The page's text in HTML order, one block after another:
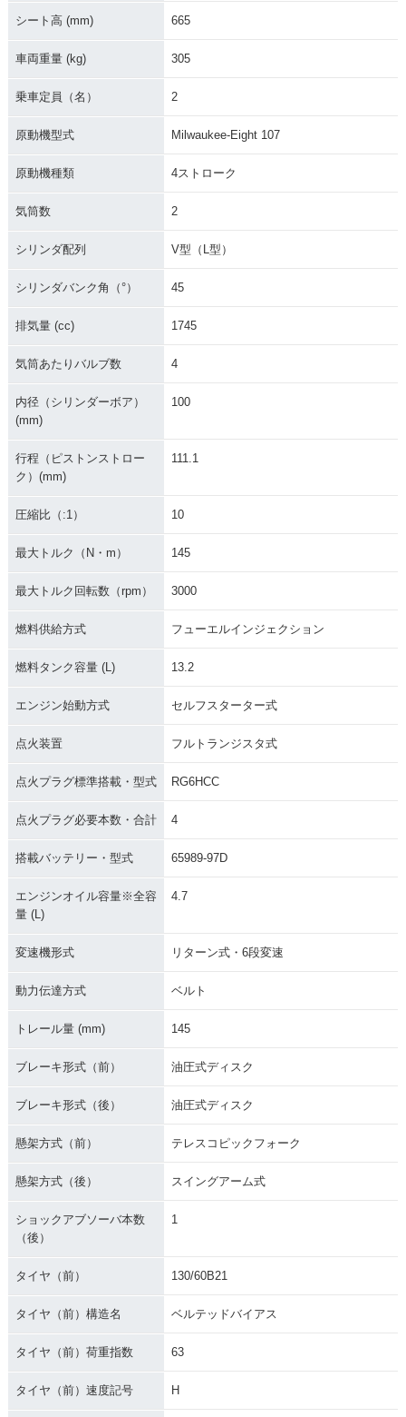
シート高 (mm) 665
車両重量 (kg) 305
乗車定員（名） 2
原動機型式 Milwaukee-Eight 107
原動機種類 4ストローク
気筒数 2
シリンダ配列 V型（L型）
シリンダバンク角（°） 45
排気量 (cc) 1745
気筒あたりバルブ数 4
内径（シリンダーボア）
(mm)
100
行程（ピストンストロー
ク）(mm)
111.1
圧縮比（:1） 10
最大トルク（N・m） 145
最大トルク回転数（rpm） 3000
燃料供給方式 フューエルインジェクション
燃料タンク容量 (L) 13.2
エンジン始動方式 セルフスターター式
点火装置 フルトランジスタ式
点火プラグ標準搭載・型式 RG6HCC
点火プラグ必要本数・合計 4
搭載バッテリー・型式 65989-97D
エンジンオイル容量※全容
量 (L)
4.7
変速機形式 リターン式・6段変速
動力伝達方式 ベルト
トレール量 (mm) 145
ブレーキ形式（前） 油圧式ディスク
ブレーキ形式（後） 油圧式ディスク
懸架方式（前） テレスコピックフォーク
懸架方式（後） スイングアーム式
ショックアブソーバ本数
（後）
1
タイヤ（前） 130/60B21
タイヤ（前）構造名 ベルテッドバイアス
タイヤ（前）荷重指数 63
タイヤ（前）速度記号 H